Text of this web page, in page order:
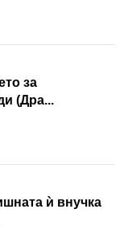
за
(Дра...
ѝ внучка